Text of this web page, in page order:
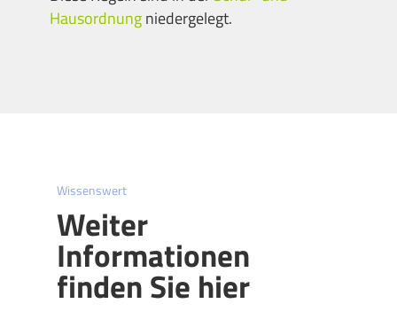
Hausordnungniedergelegt.
Wissenswert
Weiter
Informationen
finden Sie hier